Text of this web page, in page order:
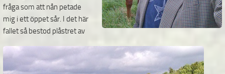
fråga som att nån petade
mig i ett öppet sår. I det här
fallet så bestod plåstret av